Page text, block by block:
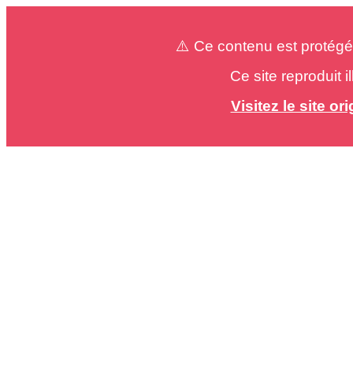
⚠️ Ce contenu est
Ce site reproduit
Visitez le site